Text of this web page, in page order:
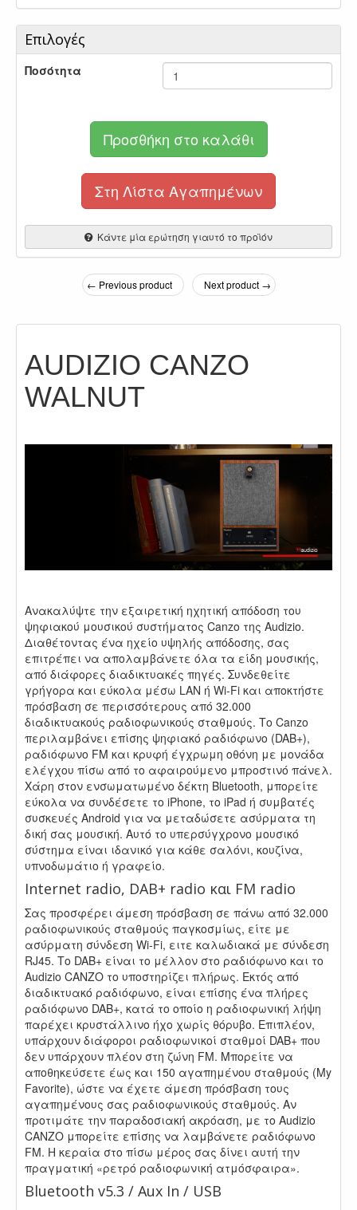
Επιλογές
Ποσότητα
Προσθήκη στο καλάθι
Στη Λίστα Αγαπημένων
Κάντε μία ερώτηση γιαυτό το προϊόν
← Previous product Next product →
AUDIZIO CANZO
WALNUT
Ανακαλύψτε την εξαιρετική ηχητική απόδοση του
ψηφιακού μουσικού συστήματος Canzo της Audizio.
Διαθέτοντας ένα ηχείο υψηλής απόδοσης, σας
επιτρέπει να απολαμβάνετε όλα τα είδη μουσικής,
από διάφορες διαδικτυακές πηγές. Συνδεθείτε
γρήγορα και εύκολα μέσω LAN ή Wi-Fi και αποκτήστε
πρόσβαση σε περισσότερους από 32.000
διαδικτυακούς ραδιοφωνικούς σταθμούς. Το Canzo
περιλαμβάνει επίσης ψηφιακό ραδιόφωνο (DAB+),
ραδιόφωνο FM και κρυφή έγχρωμη οθόνη με μονάδα
ελέγχου πίσω από το αφαιρούμενο μπροστινό πάνελ.
Χάρη στον ενσωματωμένο δέκτη Bluetooth, μπορείτε
εύκολα να συνδέσετε το iPhone, το iPad ή συμβατές
συσκευές Android για να μεταδώσετε ασύρματα τη
δική σας μουσική. Αυτό το υπερσύγχρονο μουσικό
σύστημα είναι ιδανικό για κάθε σαλόνι, κουζίνα,
υπνοδωμάτιο ή γραφείο.
Internet radio, DAB+ radio και FM radio
Σας προσφέρει άμεση πρόσβαση σε πάνω από 32.000
ραδιοφωνικούς σταθμούς παγκοσμίως, είτε με
ασύρματη σύνδεση Wi-Fi, ειτε καλωδιακά με σύνδεση
RJ45. Το DAB+ είναι το μέλλον στο ραδιόφωνο και το
Audizio CANZO το υποστηρίζει πλήρως. Εκτός από
διαδικτυακό ραδιόφωνο, είναι επίσης ένα πλήρες
ραδιόφωνο DAB+, κατά το οποίο η ραδιοφωνική λήψη
παρέχει κρυστάλλινο ήχο χωρίς θόρυβο. Επιπλέον,
υπάρχουν διάφοροι ραδιοφωνικοί σταθμοί DAB+ που
δεν υπάρχουν πλέον στη ζώνη FM. Μπορείτε να
αποθηκεύσετε έως και 150 αγαπημένου σταθμούς (My
Favorite), ώστε να έχετε άμεση πρόσβαση τους
αγαπημένους σας ραδιοφωνικούς σταθμούς. Αν
προτιμάτε την παραδοσιακή ακρόαση, με το Audizio
CANZO μπορείτε επίσης να λαμβάνετε ραδιόφωνο
FM. Η κεραία στο πίσω μέρος σας δίνει αυτή την
πραγματική «ρετρό ραδιοφωνική ατμόσφαιρα».
Bluetooth v5.3 / Aux In / USB